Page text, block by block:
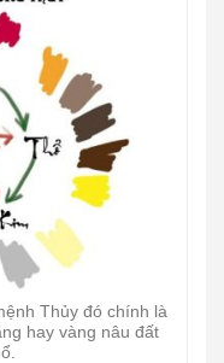
Thủy đó chính là
hay vàng nâu đất